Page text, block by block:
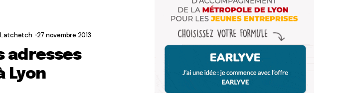
Latchetch 27 novembre 2013
adresses
Lyon